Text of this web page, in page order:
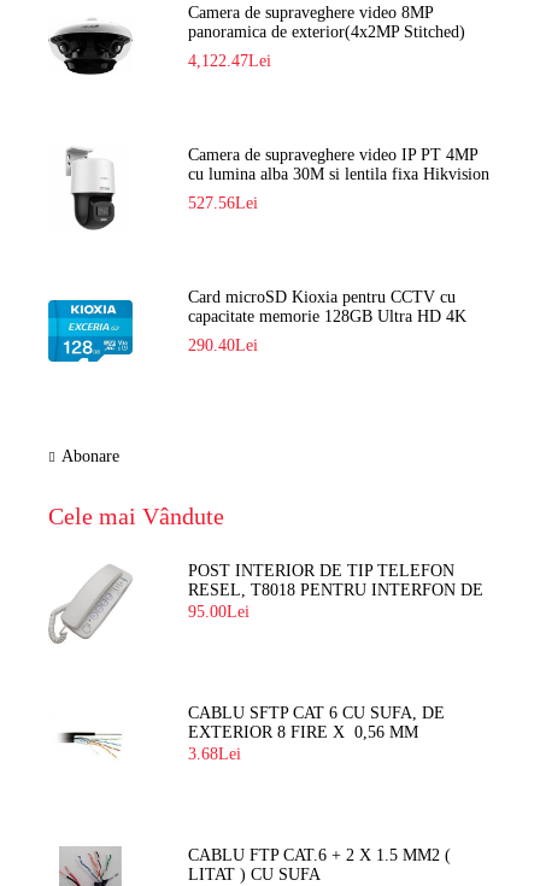
Camera de supraveghere video 8MP
panoramica de exterior(4x2MP Stitched)
Navaio NGC-7482PR
4,122.47Lei
Camera de supraveghere video IP PT 4MP
cu lumina alba 30M si lentila fixa Hikvision
DS-2DE2C400SCG-E F1
527.56Lei
Card microSD Kioxia pentru CCTV cu
capacitate memorie 128GB Ultra HD 4K
LMEX2L128GG2
290.40Lei
Abonare
Cele mai Vândute
POST INTERIOR DE TIP TELEFON
RESEL, T8018 PENTRU INTERFON DE
BLOC
95.00Lei
CABLU SFTP CAT 6 CU SUFA, DE
EXTERIOR 8 FIRE X 0,56 MM
3.68Lei
CABLU FTP CAT.6 + 2 X 1.5 MM2 (
LITAT ) CU SUFA